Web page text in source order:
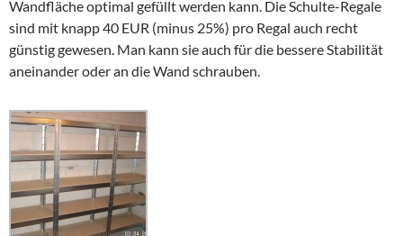
Wandfläche optimal gefüllt werden kann. Die Schulte-Regale
sind mit knapp 40 EUR (minus 25%) pro Regal auch recht
günstig gewesen. Man kann sie auch für die bessere Stabilität
aneinander oder an die Wand schrauben.